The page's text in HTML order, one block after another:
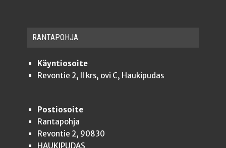
RAN­TA­POH­JA
Käyntiosoite
Revontie 2, II krs, ovi C, Haukipudas
Postiosoite
Rantapohja
Revontie 2, 90830
HAUKIPUDAS